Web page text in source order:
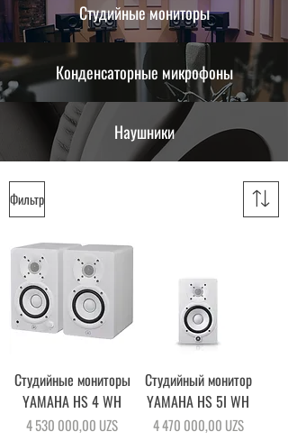
Студийные мониторы
Конденсаторные микрофоны
Наушники
Фильтр
Cтудийные мониторы
YAMAHA HS 4 WH
Цена
4 530 000,00 UZS
Студийный монитор
YAMAHA HS 5I WH
Цена
4 470 000,00 UZS